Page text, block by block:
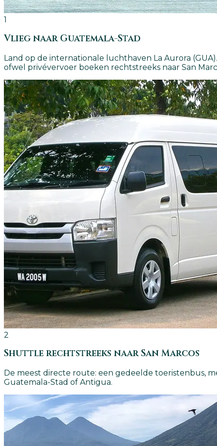
1
Vlieg naar Guatemala-Stad
Land op de internationale luchthaven La Aurora
ofwel privévervoer boeken rechtstreeks naar San
2
Shuttle rechtstreeks naar San Marcos
De meest directe route: een gedeelde toeristenbus,
Guatemala-Stad of Antigua.